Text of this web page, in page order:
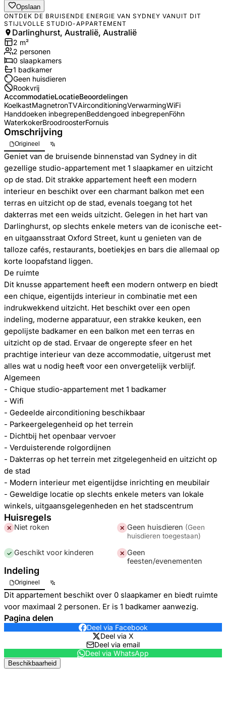
Opslaan
ONTDEK DE BRUISENDE ENERGIE VAN SYDNEY VANUIT DIT
STIJLVOLLE STUDIO-APPARTEMENT
Darlinghurst, Australië, Australië
2 m²
2 personen
0 slaapkamers
1 badkamer
Geen huisdieren
Rookvrij
AccommodatieLocatieBeoordelingen
KoelkastMagnetronTVAirconditioningVerwarmingWiFi
Handdoeken inbegrepenBeddengoed inbegrepenFöhn
WaterkokerBroodroosterFornuis
Omschrijving
Origineel
Geniet van de bruisende binnenstad van Sydney in dit
gezellige studio-appartement met 1 slaapkamer en uitzicht
op de stad. Dit strakke appartement heeft een modern
interieur en beschikt over een charmant balkon met een
terras en uitzicht op de stad, evenals toegang tot het
dakterras met een weids uitzicht. Gelegen in het hart van
Darlinghurst, op slechts enkele meters van de iconische eet-
en uitgaansstraat Oxford Street, kunt u genieten van de
talloze cafés, restaurants, boetiekjes en bars die allemaal op
korte loopafstand liggen.
De ruimte
Dit knusse appartement heeft een modern ontwerp en biedt
een chique, eigentijds interieur in combinatie met een
indrukwekkend uitzicht. Het beschikt over een open
indeling, moderne apparatuur, een strakke keuken, een
gepolijste badkamer en een balkon met een terras en
uitzicht op de stad. Ervaar de ongerepte sfeer en het
prachtige interieur van deze accommodatie, uitgerust met
alles wat u nodig heeft voor een onvergetelijk verblijf.
Algemeen
- Chique studio-appartement met 1 badkamer
- Wifi
- Gedeelde airconditioning beschikbaar
- Parkeergelegenheid op het terrein
- Dichtbij het openbaar vervoer
- Verduisterende rolgordijnen
- Dakterras op het terrein met zitgelegenheid en uitzicht op
de stad
- Modern interieur met eigentijdse inrichting en meubilair
- Geweldige locatie op slechts enkele meters van lokale
winkels, uitgaansgelegenheden en het stadscentrum
Huisregels
✕ Niet roken ✕ Geen huisdieren (Geen
huisdieren toegestaan)
✓ Geschikt voor kinderen ✕ Geen
feesten/evenementen
Indeling
Origineel
Dit appartement beschikt over 0 slaapkamer en biedt ruimte
voor maximaal 2 personen. Er is 1 badkamer aanwezig.
Pagina delen
Deel via Facebook
Deel via X
Deel via email
Deel via WhatsApp
Beschikbaarheid